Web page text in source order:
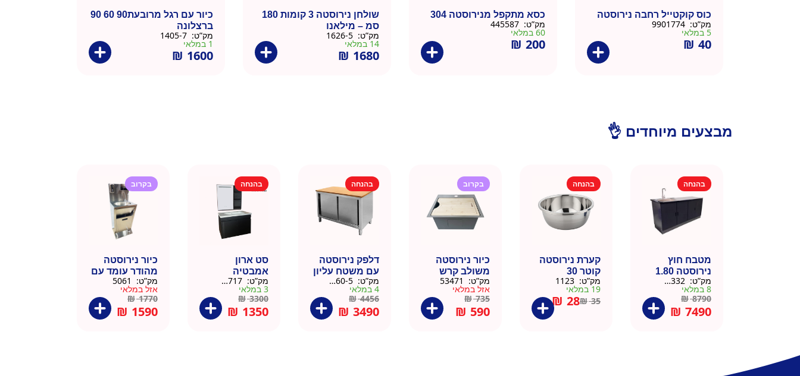
כוס קוקטייל רחבה נירוסטה
מק”ט:
5 במלאי
₪ 40
כסא מתקפל מנירוסטה 304
מק”ט:
60 במלאי
₪ 200
שולחן נירוסטה 3 קומות 180
סמ – מילאנו
מק”ט:
14 במלאי
₪ 1680
כיור עם רגל מרובעת90 60 90
ברצלונה
מק”ט:
1 במלאי
₪ 1600
מבצעים מיוחדים 👌
בהנחה
מטבח חוץ
נירוסטה 1.80
מטר כולל שיש
וכיור
מק”ט:
8 במלאי
₪8790
₪ 7490
בהנחה
קערת נירוסטה
קוטר 30
מק”ט:
19 במלאי
₪35
₪ 28
בקרוב
כיור נירוסטה
משולב קרש
חיתוך במבוק
35.5×40.5
מק”ט:
אזל במלאי
₪735
₪ 590
בהנחה
דלפק נירוסטה
עם משטח עליון
עץ מלא גוון
דניאל
מק”ט:
4 במלאי
₪4456
₪ 3490
בהנחה
סט ארון
אמבטיה
נירוסטה שחור
60 סמ
מק”ט:
3 במלאי
₪3300
₪ 1350
בקרוב
כיור נירוסטה
מהודר עומד עם
פח אשפה
ברצלונה
מק”ט:
אזל במלאי
₪1770
₪ 1590